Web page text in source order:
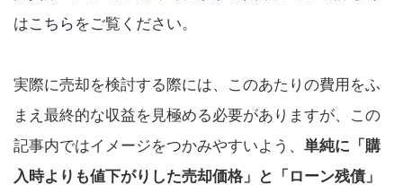
はこちら をご覧ください。
実際に売却を検討する際には、このあたりの費用をふ
まえ最終的な収益を見極める必要がありますが、この
記事内ではイメージをつかみやすいよう、 単純に「購
入時よりも値下がりした売却価格」と「ローン残債」